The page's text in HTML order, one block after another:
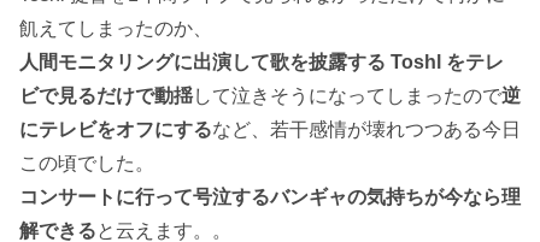
飢えてしまったのか、
人間モニタリングに出演して歌を披露する Toshl をテレ
ビで見るだけで動揺して泣きそうになってしまったので逆
にテレビをオフにするなど、若干感情が壊れつつある今日
この頃でした。
コンサートに行って号泣するバンギャの気持ちが今なら理
解できると云えます。。